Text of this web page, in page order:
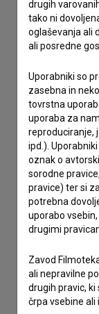
Sprejemam
zbiranje,
drugih
tako ni
oglaševanja ali
ali posredne
Uporabniki so
zasebna in
tovrstna
uporaba za
reproduciranje,
ipd.).
oznak o
sorodne
pravice) ter si
potrebna
uporabo
drugimi
Zavod
ali nepravilne
drugih pravic, ki
črpa vsebine ali